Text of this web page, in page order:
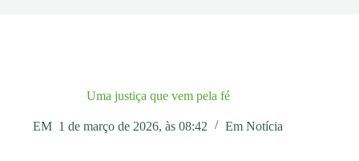
Uma justiça que vem pela fé
EM 1 de março de 2026, às 08:42 Em Notícia